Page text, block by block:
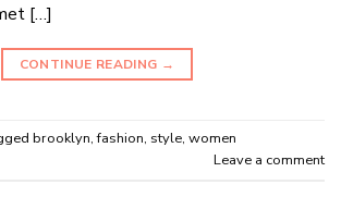
[…]
CONTINUE READING →
brooklyn,fashion, style, women
Leave a comment